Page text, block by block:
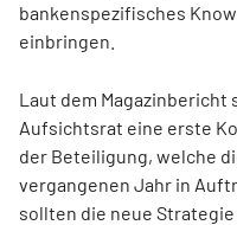
bankenspezifisches
einbringen.
Laut dem Magazinbericht
Aufsichtsrat eine erste
der Beteiligung, welche
vergangenen Jahr in
sollten die neue